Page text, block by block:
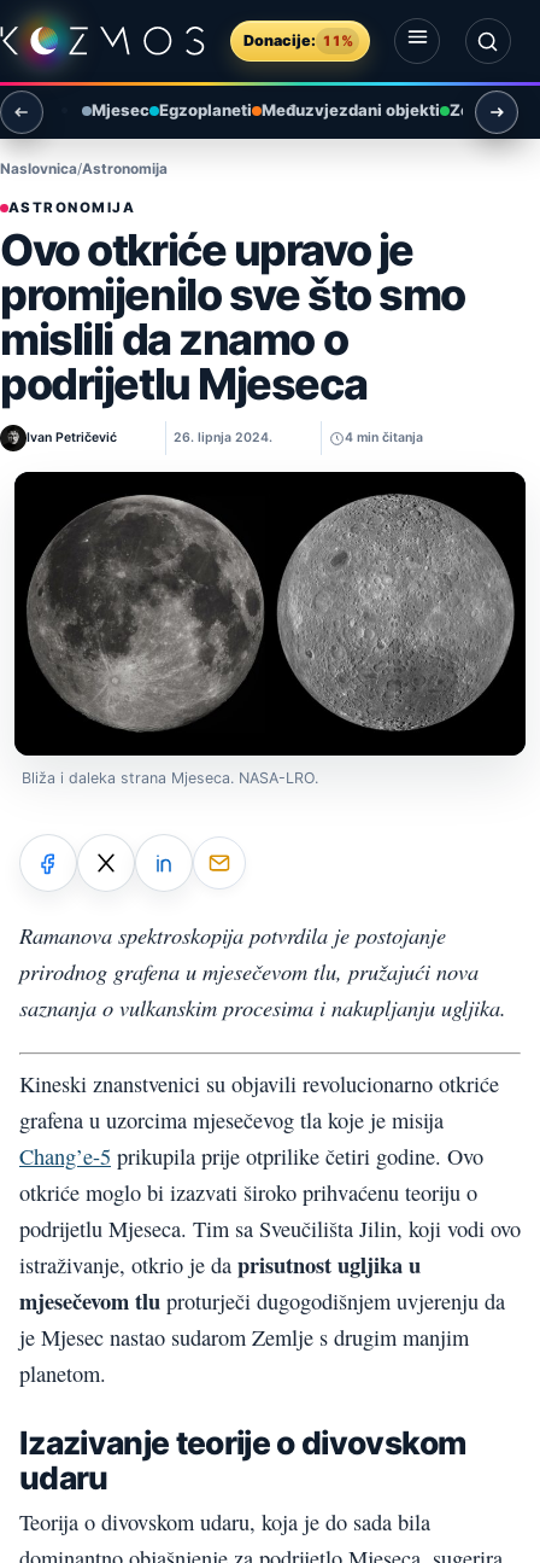
Preskoči na sadržaj
Donacije: 11%
Otvori izbornik
Otvori pretragu
Mjesec Egzoplaneti Međuzvjezdani objekti Zemlja i
Naslovnica Astronomija
ASTRONOMIJA
Ovo otkriće upravo je
promijenilo sve što smo
mislili da znamo o
podrijetlu Mjeseca
Ivan Petričević 26. lipnja 2024. 4 min čitanja
Bliža i daleka strana Mjeseca. NASA-LRO.
Ramanova spektroskopija potvrdila je postojanje
prirodnog grafena u mjesečevom tlu, pružajući nova
saznanja o vulkanskim procesima i nakupljanju ugljika.
Kineski znanstvenici su objavili revolucionarno otkriće
grafena u uzorcima mjesečevog tla koje je misija
Chang’e-5 prikupila prije otprilike četiri godine. Ovo
otkriće moglo bi izazvati široko prihvaćenu teoriju o
podrijetlu Mjeseca. Tim sa Sveučilišta Jilin, koji vodi ovo
istraživanje, otkrio je da prisutnost ugljika u
mjesečevom tlu proturječi dugogodišnjem uvjerenju da
je Mjesec nastao sudarom Zemlje s drugim manjim
planetom.
Izazivanje teorije o divovskom
udaru
Teorija o divovskom udaru, koja je do sada bila